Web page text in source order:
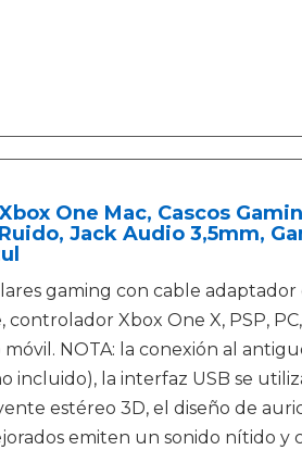
One Mac, Cascos
Jack Audio 3,5mm,
gaming con cable adaptador
Xbox One X, PSP,
NOTA: la conexión al
la interfaz USB se
estéreo 3D, el diseño de
emiten un sonido nítido y